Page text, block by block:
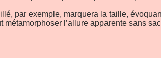
par exemple, marquera la taille,
l’allure apparente sans